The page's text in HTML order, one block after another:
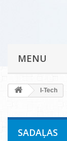
MENU
I-Tech
SADAĻAS